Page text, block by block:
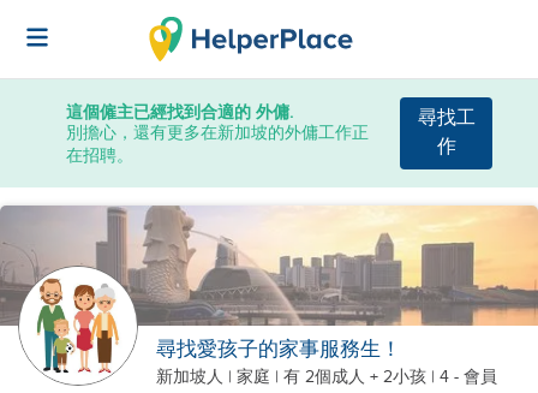
這個僱主已經找到合適的 外傭.
別擔心，還有更多在新加坡的外傭工作正
在招聘。
尋找工
作
尋找愛孩子的家事服務生！
新加坡人 | 家庭 | 有 2個成人 + 2小孩 | 4 - 會員